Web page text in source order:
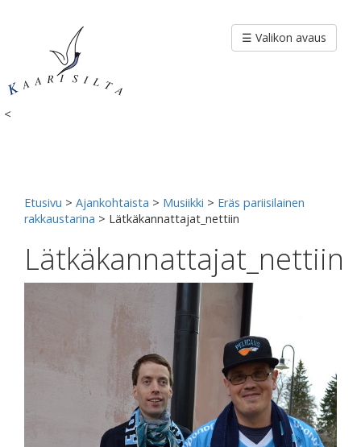
<
☰ Valikon avaus
Etusivu > Ajankohtaista > Musiikki > Eräs pariisilainen
rakkaustarina > Lätkäkannattajat_nettiin
Lätkäkannattajat_nettiin